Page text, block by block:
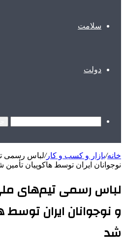
سلامت
دولت
خانه/بازار و کسب و کار/لباس رسمی
نوجوانان ایران توسط هاکوپیان تأمین
لباس رسمی تیم‌های
و نوجوانان ایران توسط
شد